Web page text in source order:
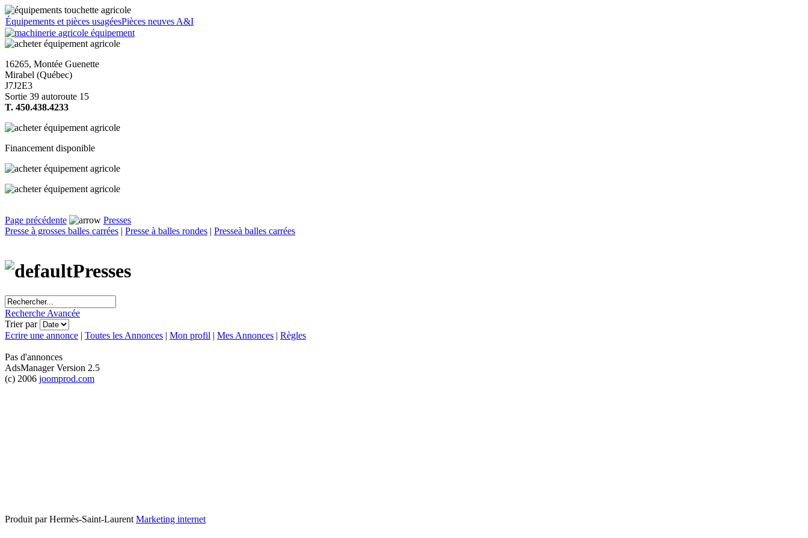
Équipements et pièces usagéesPièces neuves A&I
16265, Montée Guenette
Mirabel (Québec)
J7J2E3
Sortie 39 autoroute 15
T. 450.438.4233
Financement disponible
Page précédente
Presses
Presse à grosses balles carrées | Presse à balles rondes | Presseà balles carrées
Presses
Recherche Avancée
Trier par
Ecrire une annonce | Toutes les Annonces | Mon profil | Mes Annonces | Règles
Pas d'annonces
AdsManager Version 2.5
(c) 2006 joomprod.com
Produit par Hermès-Saint-Laurent Marketing internet